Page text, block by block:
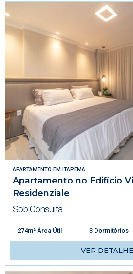
APARTAMENTO EM ITAPEMA
Apartamento no Edifício
Residenziale
Sob Consulta
274m² Área Útil 3 Dormitórios
VER